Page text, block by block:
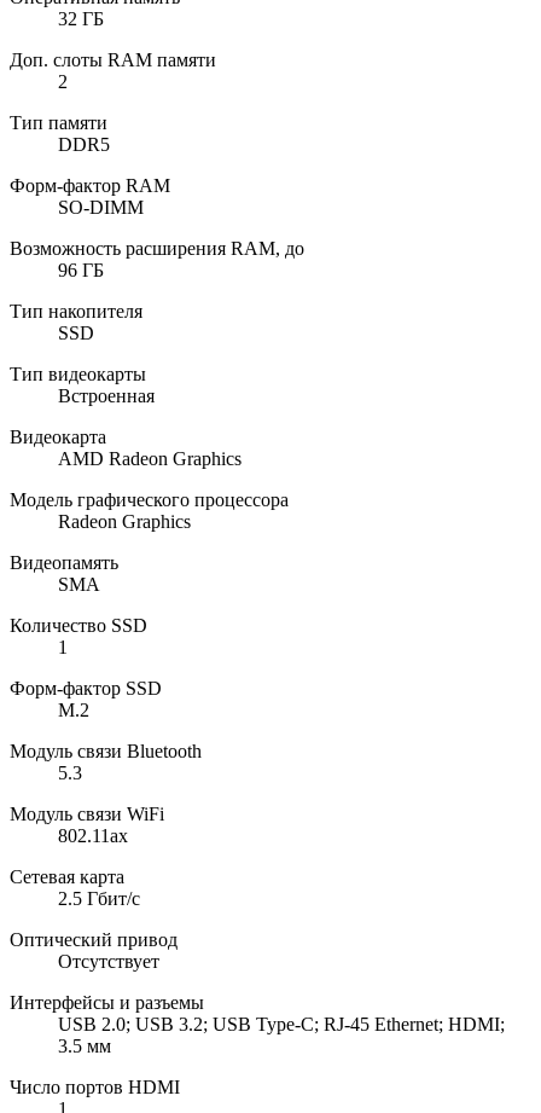
32 ГБ
Доп. слоты RAM памяти
2
Тип памяти
DDR5
Форм-фактор RAM
SO-DIMM
Возможность расширения RAM, до
96 ГБ
Тип накопителя
SSD
Тип видеокарты
Встроенная
Видеокарта
AMD Radeon Graphics
Модель графического процессора
Radeon Graphics
Видеопамять
SMA
Количество SSD
1
Форм-фактор SSD
M.2
Модуль связи Bluetooth
5.3
Модуль связи WiFi
802.11ax
Сетевая карта
2.5 Гбит/с
Оптический привод
Отсутствует
Интерфейсы и разъемы
USB 2.0; USB 3.2; USB Type-C; RJ-45 Ethernet; HDMI;
3.5 мм
Число портов HDMI
1